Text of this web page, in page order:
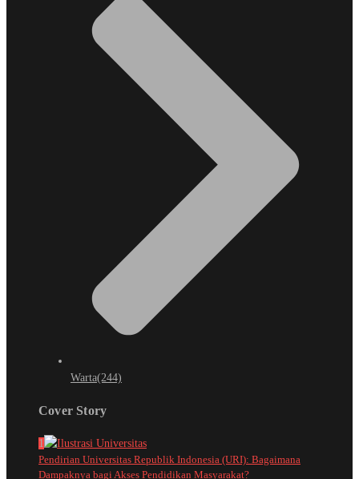
Warta(244)
Cover Story
1
Pendirian Universitas Republik Indonesia (URI): Bagaimana
Dampaknya bagi Akses Pendidikan Masyarakat?